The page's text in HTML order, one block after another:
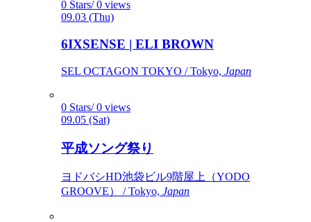
0 Stars/ 0 views
09.03 (Thu)
6IXSENSE | ELI BROWN
SEL OCTAGON TOKYO / Tokyo, Japan
0 Stars/ 0 views
09.05 (Sat)
平成ソング祭り
ヨドバシHD池袋ビル9階屋上（YODO
GROOVE） / Tokyo, Japan